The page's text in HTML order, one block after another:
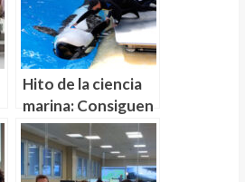
Hito de la ciencia
marina: Consiguen
por primera un
electrocardiograma
en una orca